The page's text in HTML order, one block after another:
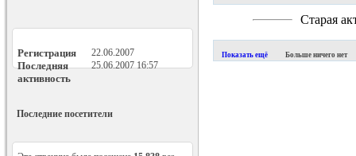
Регистрация 22.06.2007
Последняя
активность
25.06.200716:57
Последние посетители
Старая
Показать ещё Больше ничего нет